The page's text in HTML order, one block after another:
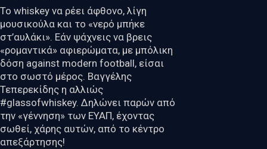
Το whiskey να ρέει άφθονο, λίγη
μουσικούλα και το «νερό μπήκε
στ’αυλάκι». Εάν ψάχνεις να βρεις
«ρομαντικά» αφιερώματα, με μπόλικη
δόση against modern football, είσαι
στο σωστό μέρος. Βαγγέλης
Τεπερεκίδης η αλλιώς
#glassofwhiskey. Δηλώνει παρών από
την «γέννηση» των ΕΥΑΠ, έχοντας
σωθεί, χάρης αυτών, από το κέντρο
απεξάρτησης!